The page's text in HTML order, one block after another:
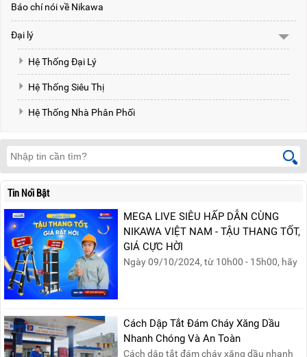
Báo chí nói về Nikawa
Đại lý
Hệ Thống Đại Lý
Hệ Thống Siêu Thị
Hệ Thống Nhà Phân Phối
Tin Nổi Bật
MEGA LIVE SIÊU HẤP DẪN CÙNG
NIKAWA VIỆT NAM - TẬU THANG TỐT,
GIÁ CỰC HỜI
Ngày 09/10/2024, từ 10h00 - 15h00, hãy
phần quà siêu hấp dẫn và mua sắm
những sản phẩm thang chính hãng với
mức giá không thể tốt hơn!Tham gia
Mega Live, bạn sẽ nhận được gì?...
Cách Dập Tắt Đám Cháy Xăng Dầu
Nhanh Chóng Và An Toàn
Cách dập tắt đám cháy xăng dầu nhanh